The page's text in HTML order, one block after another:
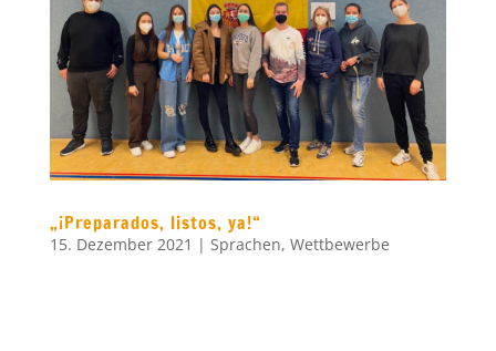
„¡Preparados, listos, ya!“
15. Dezember 2021 | Sprachen, Wettbewerbe